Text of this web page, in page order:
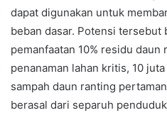
dapat digunakan untuk
beban dasar. Potensi tersebut
pemanfaatan 10% residu daun
penanaman lahan kritis, 10
sampah daun ranting
berasal dari separuh